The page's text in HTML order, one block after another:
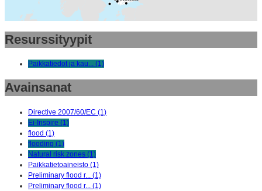
Resurssityypit
Paikkatiedot ja kau... (1)
Avainsanat
Directive 2007/60/EC (1)
Ei-Inspire (1)
flood (1)
flooding (1)
Natural risk zones (1)
Paikkatietoaineisto (1)
Preliminary flood r... (1)
Preliminary flood r... (1)